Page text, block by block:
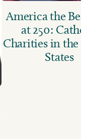
America the
at 250:
Charities in the
States